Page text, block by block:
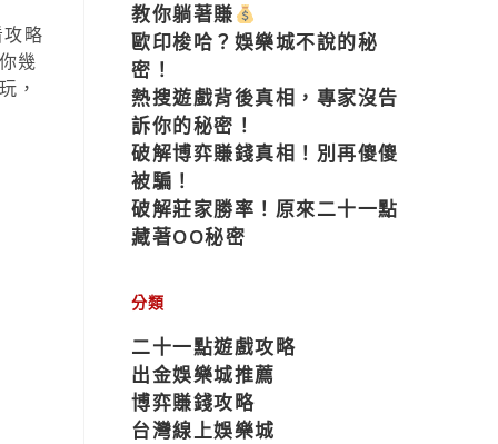
略
幾
，
教你躺著賺
歐印梭哈？娛樂城不說的秘
密！
熱搜遊戲背後真相，專家沒告
訴你的秘密！
破解博弈賺錢真相！別再傻傻
被騙！
破解莊家勝率！原來二十一點
藏著OO秘密
分類
二十一點遊戲攻略
出金娛樂城推薦
博弈賺錢攻略
台灣線上娛樂城